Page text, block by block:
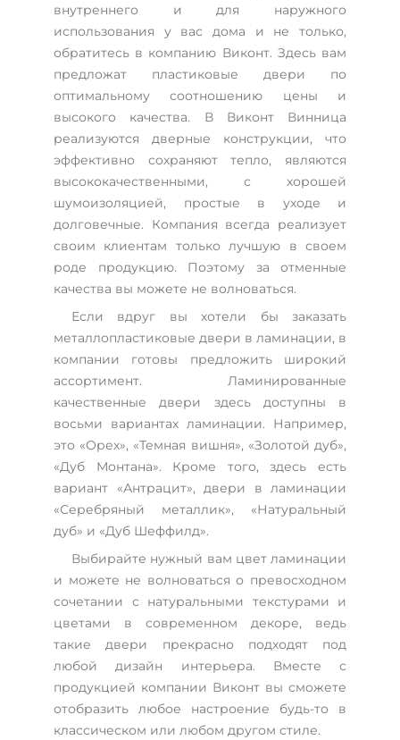
внутреннего и для наружного
использования у вас дома и не только,
обратитесь в компанию Виконт. Здесь вам
предложат пластиковые двери по
оптимальному соотношению цены и
высокого качества. В Виконт Винница
реализуются дверные конструкции, что
эффективно сохраняют тепло, являются
высококачественными, с хорошей
шумоизоляцией, простые в уходе и
долговечные. Компания всегда реализует
своим клиентам только лучшую в своем
роде продукцию. Поэтому за отменные
качества вы можете не волноваться.
Если вдруг вы хотели бы заказать
металлопластиковые двери в ламинации, в
компании готовы предложить широкий
ассортимент. Ламинированные
качественные двери здесь доступны в
восьми вариантах ламинации. Например,
это «Орех», «Темная вишня», «Золотой дуб»,
«Дуб Монтана». Кроме того, здесь есть
вариант «Антрацит», двери в ламинации
«Серебряный металлик», «Натуральный
дуб» и «Дуб Шеффилд».
Выбирайте нужный вам цвет ламинации
и можете не волноваться о превосходном
сочетании с натуральными текстурами и
цветами в современном декоре, ведь
такие двери прекрасно подходят под
любой дизайн интерьера. Вместе с
продукцией компании Виконт вы сможете
отобразить любое настроение будь-то в
классическом или любом другом стиле.